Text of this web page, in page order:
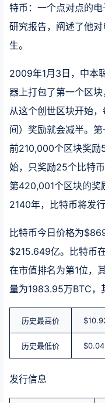
特币：一个点对点的
研究报告，阐述了他
生。
2009年1月3日，中本
器上打包了第一个区块
从这个创世区块开始
间）奖励就会减半。
前210,000个区块奖励
始，只奖励25个比特
第420,001个区块的奖
2140年，比特币将发
比特币今日价格为
$215.649亿。比特币
在市值排名为第1位，
量为1983.95万BTC，
历史最高价
历史最低价
发行信息